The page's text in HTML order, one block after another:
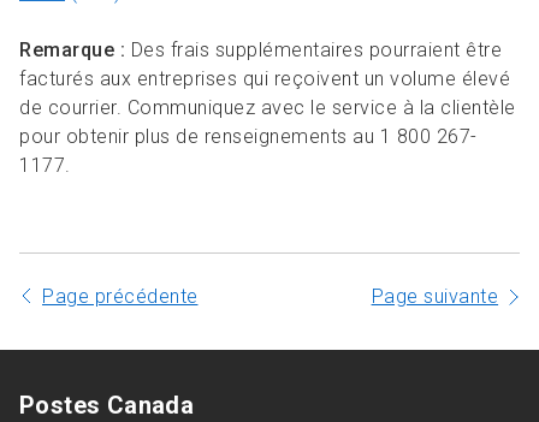
Remarque : Des frais supplémentaires pourraient être
facturés aux entreprises qui reçoivent un volume élevé
de courrier. Communiquez avec le service à la clientèle
pour obtenir plus de renseignements au 1 800 267-
1177.
Page précédente Page suivante
Postes Canada